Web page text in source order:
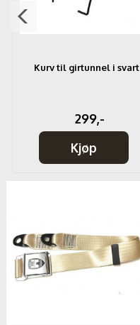
Kurv til girtunnel i svart
299,-
Kjøp